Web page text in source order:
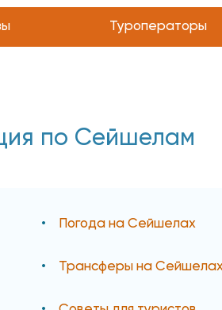
Туроператоры
по Сейшелам
Погода на Сейшелах
Трансферы на